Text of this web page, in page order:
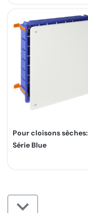
Pour cloisons sèches:
Série Blue